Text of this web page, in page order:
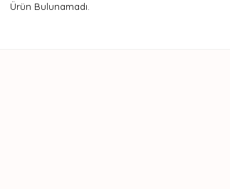
Ürün Bulunamadı.